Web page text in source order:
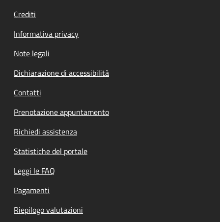
Crediti
Informativa privacy
Note legali
Dichiarazione di accessibilità
Contatti
Prenotazione appuntamento
Richiedi assistenza
Statistiche del portale
Leggi le FAQ
Pagamenti
Riepilogo valutazioni